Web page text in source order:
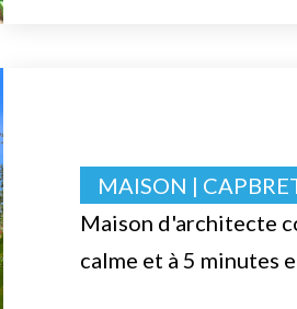
Maison d'architecte
calme et à 5 minutes
MAISON |